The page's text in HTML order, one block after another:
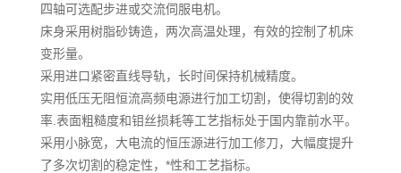
四轴可选配步进或交流伺服电机。
床身采用树脂砂铸造，两次高温处理，有效的控制了机床
变形量。
采用进口紧密直线导轨，长时间保持机械精度。
实用低压无阻恒流高频电源进行加工切割，使得切割的效
率.表面粗糙度和钼丝损耗等工艺指标处于国内靠前水平。
采用小脉宽，大电流的恒压源进行加工修刀，大幅度提升
了多次切割的稳定性，*性和工艺指标。